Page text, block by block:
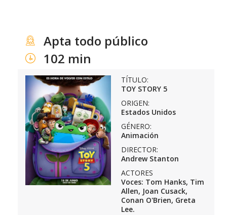
Apta todo público
102 min
TÍTULO:
TOY STORY 5
ORIGEN:
Estados Unidos
GÉNERO:
Animación
DIRECTOR:
Andrew Stanton
ACTORES
Voces: Tom Hanks, Tim
Allen, Joan Cusack,
Conan O'Brien, Greta
Lee.